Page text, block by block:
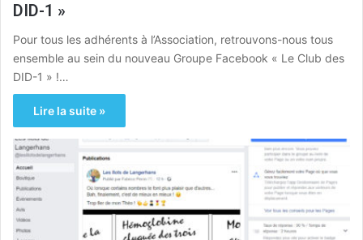
DID-1 »
Pour tous les adhérents à l’Association, retrouvons-nous tous
ensemble au sein du nouveau Groupe Facebook « Le Club des
DID-1 » !…
Lire la suite »